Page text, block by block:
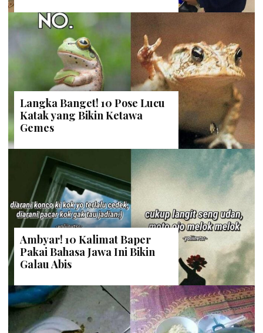
Langka Banget! 10 Pose Lucu
Katak yang Bikin Ketawa
Gemes
Ambyar! 10 Kalimat Baper
Pakai Bahasa Jawa Ini Bikin
Galau Abis